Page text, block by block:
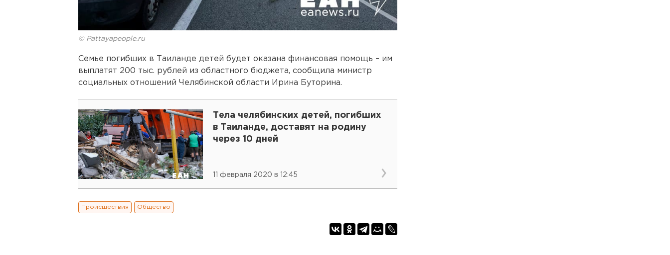
© Pattayapeople.ru
Семье погибших в Таиланде детей будет оказана финансовая помощь – им
выплатят 200 тыс. рублей из областного бюджета, сообщила министр
социальных отношений Челябинской области Ирина Буторина.
Тела челябинских детей, погибших
в Таиланде, доставят на родину
через 10 дней
11 февраля 2020 в 12:45
Происшествия Общество